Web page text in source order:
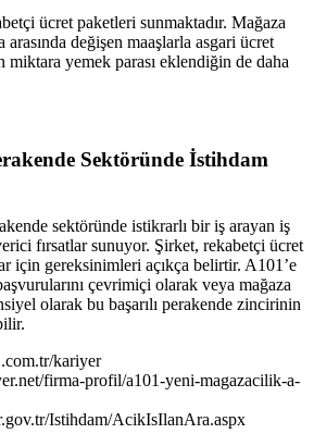
ücret paketleri sunmaktadır. Mağaza
değişen maaşlarla asgari ücret
yemek parası eklendiğin de daha
Sektöründe İstihdam
sektöründe istikrarlı bir iş arayan iş
fırsatlar sunuyor. Şirket, rekabetçi ücret
için gereksinimleri açıkça belirtir. A101’e
çevrimiçi olarak veya mağaza
olarak bu başarılı perakende zincirinin
kariyer
firma-profil/a101-yeni-magazacilik-a-
Istihdam/AcikIsIlanAra.aspx